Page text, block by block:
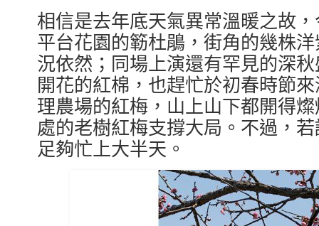
相信是去年底天氣異常溫暖之故
平台花園的簕杜鵑，街角的幾株
況依然；同場上演還有罕見的深
開花的紅棉，也趕忙於初春時節
理農場的紅梅，山上山下都開得
處的老樹紅梅支撐大局。不過，
足夠忙上大半天。